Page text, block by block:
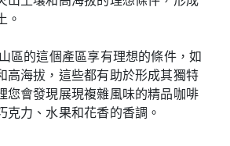
。
區的這個產區享有理想的條件，如
高海拔，這些都有助於形成其獨特
您會發現展現複雜風味的精品咖啡
克力、水果和花香的香調。